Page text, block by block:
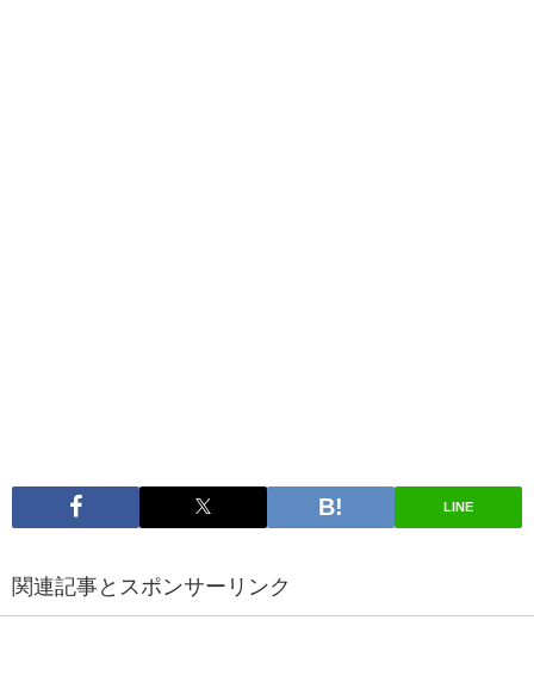
LINE
関連記事とスポンサーリンク